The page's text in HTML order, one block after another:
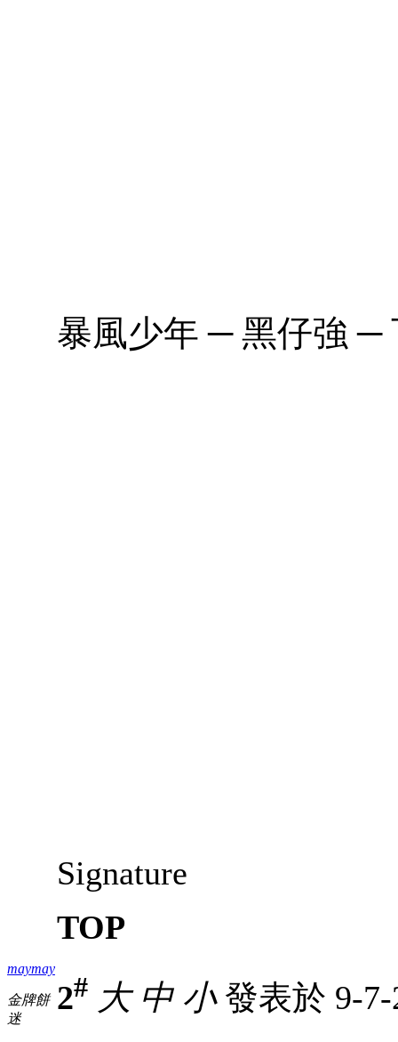
暴風少年 ─ 黑仔強 ─
Signature
TOP
maymay
金牌餅
迷
2# 大 中 小發表於 9-